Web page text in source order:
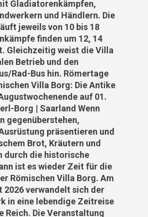
verbesserte
gefordert und sogar mit
gedroht, u...
Zweite Weltkrieg und der Orscholzriegel Als
des Westwalls wurde Oberleuken
in das Verteidigungssystem des
integriert. 1944/45 wurde das
fast vollständig zerstört... Ortsgeschichte
Holzen Franz: Gastwirt und
der sich weigerte, das Dorf zu
Schmetten Karl: Schmiedemeister in
Generation – seine Werkstatt war Herz
Ohr des Dorfes. Wiederaufbau und Zukunft
Kriegsende began...
Gladiatorenkämpfen,
und Händlern. Die
jeweils von 10 bis 18
finden um 12, 14
Gleichzeitig weist die Villa
Betrieb und den
Rad-Bus hin. Römertage
Villa Borg: Die Antike
auf 01.
Borg | Saarland Wenn
gegenüberstehen,
präsentieren und
Brot, Kräutern und
durch die historische
ist es wieder Zeit für die
Römischen Villa Borg. Am
2026 verwandelt sich der
in eine lebendige Zeitreise
Reich. Die Veranstaltung